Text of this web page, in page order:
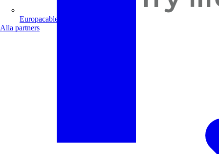
Europacable
Alla partners